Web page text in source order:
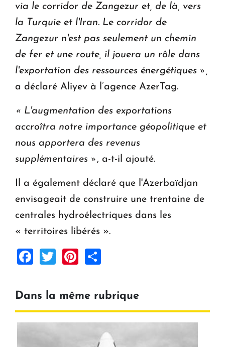
via le corridor de Zangezur et, de là, vers
la Turquie et l'Iran. Le corridor de
Zangezur n'est pas seulement un chemin
de fer et une route, il jouera un rôle dans
l'exportation des ressources énergétiques »,
a déclaré Aliyev à l’agence AzerTag.
« L'augmentation des exportations
accroîtra notre importance géopolitique et
nous apportera des revenus
supplémentaires » , a-t-il ajouté.
Il a également déclaré que l'Azerbaïdjan
envisageait de construire une trentaine de
centrales hydroélectriques dans les
« territoires libérés ».
Facebook
TwitterPinterest
Dans la même rubrique